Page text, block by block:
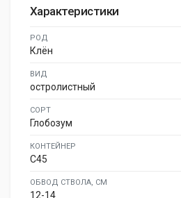
Характеристики
РОД
Клён
ВИД
остролистный
СОРТ
Глобозум
КОНТЕЙНЕР
C45
ОБВОД СТВОЛА, СМ
12-14